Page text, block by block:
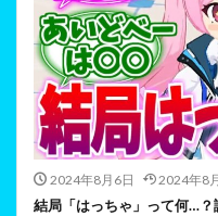
2024年8月6日 2024年8
結局「はっちゃ」って何…